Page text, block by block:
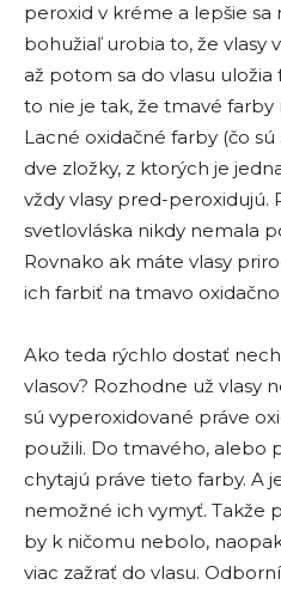
peroxid v kréme a lepšie sa
bohužiaľ urobia to, že vlasy
až potom sa do vlasu uložia
to nie je tak, že tmavé
Lacné oxidačné farby (čo
dve zložky, z ktorých je
vždy vlasy pred-peroxidujú.
svetlovláska nikdy nemala
Rovnako ak máte vlasy
ich farbiť na tmavo
Ako teda rýchlo dostať
vlasov? Rozhodne už vlasy
sú vyperoxidované práve
použili. Do tmavého, alebo
chytajú práve tieto farby. A
nemožné ich vymyť. Takže
by k ničomu nebolo,
viac zažrať do vlasu.